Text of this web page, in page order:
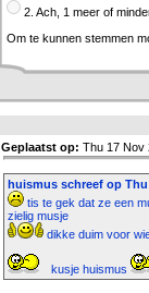
2. Ach, 1 meer of
Om te kunnen stemmen
Geplaatst op: Thu 17 Nov
huismus schreef op Thu
tis te gek dat ze een
zielig musje
dikke duim voor
kusje huismus